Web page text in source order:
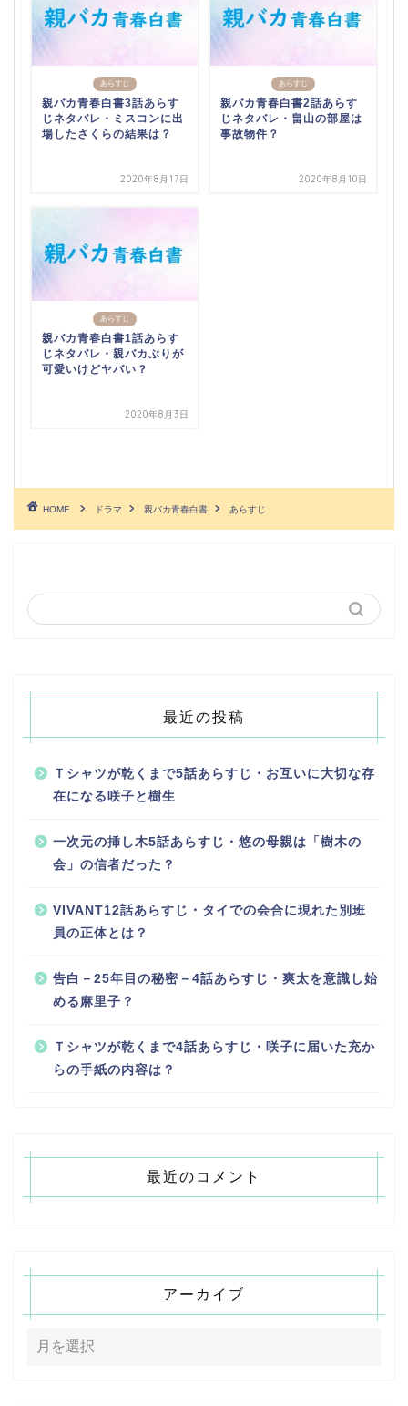
あらすじ
親バカ青春白書3話あらす
じネタバレ・ミスコンに出
場したさくらの結果は？
2020年8月17日
あらすじ
親バカ青春白書2話あらす
じネタバレ・畠山の部屋は
事故物件？
2020年8月10日
あらすじ
親バカ青春白書1話あらす
じネタバレ・親バカぶりが
可愛いけどヤバい？
2020年8月3日
HOME ドラマ 親バカ青春白書 あらすじ
最近の投稿
Ｔシャツが乾くまで5話あらすじ・お互いに大切な存
在になる咲子と樹生
一次元の挿し木5話あらすじ・悠の母親は「樹木の
会」の信者だった？
VIVANT12話あらすじ・タイでの会合に現れた別班
員の正体とは？
告白－25年目の秘密－4話あらすじ・爽太を意識し始
める麻里子？
Ｔシャツが乾くまで4話あらすじ・咲子に届いた充か
らの手紙の内容は？
最近のコメント
アーカイブ